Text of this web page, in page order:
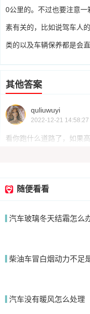
0公里的。不过也要注意
素有关的，比如说驾车人
类的以及车辆保养都是会
其他答案
quliuwuyi
2022-12-21 14:58:27
看你跑什么道路了，如果
我要回答
提交
随便看看
汽车玻璃冬天结霜怎么
柴油车冒白烟动力不足
汽车没有暖风怎么处理